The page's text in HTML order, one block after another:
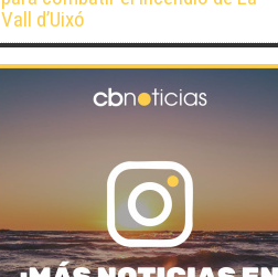
Vall d’Uixó